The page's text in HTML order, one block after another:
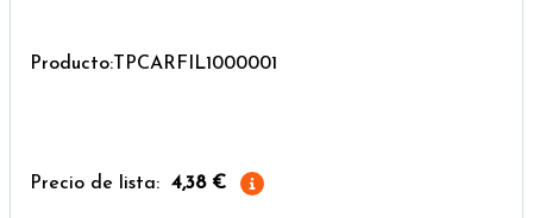
Producto:TPCARFIL1000001
Precio de lista: 4,38 €